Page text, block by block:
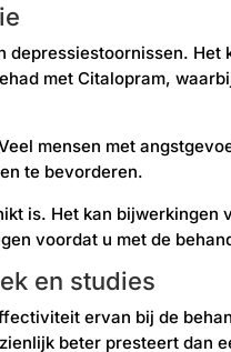
met Citalopram,
mensen met
te bevorderen.
is. Het kan
voordat u met de
en studies
ervan bij de
beter presteert dan